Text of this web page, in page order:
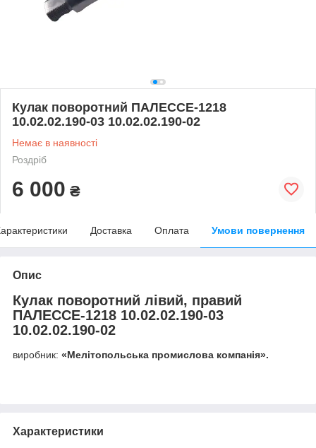
Кулак поворотний ПАЛЕССЕ-1218
10.02.02.190-03 10.02.02.190-02
Немає в наявності
Роздріб
6 000 ₴
Доставка Оплата Умови повернення
Опис
Кулак поворотний лівий, правий
ПАЛЕССЕ-1218 10.02.02.190-03
10.02.02.190-02
виробник: «Мелітопольська промислова компанія».
Характеристики